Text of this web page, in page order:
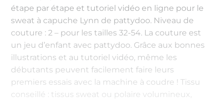
étape par étape et tutoriel vidéo en ligne pour le
sweat à capuche Lynn de pattydoo. Niveau de
couture : 2 – pour les tailles 32-54. La couture est
un jeu d’enfant avec pattydoo. Grâce aux bonnes
illustrations et au tutoriel vidéo, même les
débutants peuvent facilement faire leurs
premiers essais avec la machine à coudre ! Tissu
conseillé : tissus sweat ou polaire volumineux,